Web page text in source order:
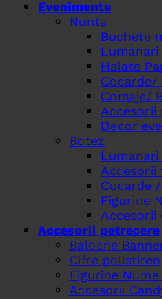
Evenimente
Nunta
Buchete
Halate
Cocarde/
Corsaje/
Decor
Botez
Cocarde
Figurine
Accesorii
Accesorii petrecere
Baloane
Cifre polistiren
Figurine
Accesorii